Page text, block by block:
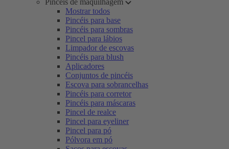
Pincéis de maquilhagem
Mostrar todos
Pincéis para base
Pincéis para sombras
Pincel para lábios
Limpador de escovas
Pincéis para blush
Aplicadores
Conjuntos de pincéis
Escova para sobrancelhas
Pincéis para corretor
Pincéis para máscaras
Pincel de realce
Pincel para eyeliner
Pincel para pó
Pólvora em pó